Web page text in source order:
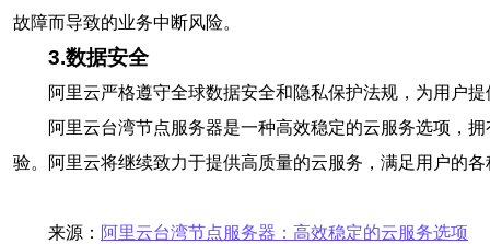
故障而导致的业务中断风险。
3.数据安全
阿里云严格遵守全球数据安全和隐私保护法规，为用户
阿里云台湾节点服务器是一种高效稳定的云服务选项，
验。阿里云将继续致力于提供高质量的云服务，满足用户的各
来源： 阿里云台湾节点服务器：高效稳定的云服务选项